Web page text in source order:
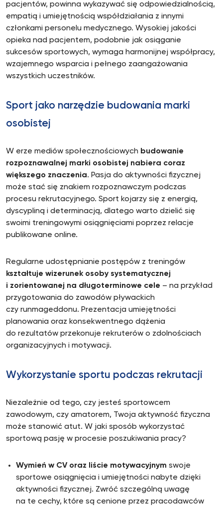
pacjentów, powinna wykazywać się odpowiedzialnością,
empatią i umiejętnością współdziałania z innymi
członkami personelu medycznego. Wysokiej jakości
opieka nad pacjentem, podobnie jak osiąganie
sukcesów sportowych, wymaga harmonijnej współpracy,
wzajemnego wsparcia i pełnego zaangażowania
wszystkich uczestników.
Sport jako narzędzie budowania marki
osobistej
W erze mediów społecznościowych budowanie
rozpoznawalnej marki osobistej nabiera coraz
większego znaczenia. Pasja do aktywności fizycznej
może stać się znakiem rozpoznawczym podczas
procesu rekrutacyjnego. Sport kojarzy się z energią,
dyscypliną i determinacją, dlatego warto dzielić się
swoimi treningowymi osiągnięciami poprzez relacje
publikowane online.
Regularne udostępnianie postępów z treningów
kształtuje wizerunek osoby systematycznej
i zorientowanej na długoterminowe cele – na przykład
przygotowania do zawodów pływackich
czy runmageddonu. Prezentacja umiejętności
planowania oraz konsekwentnego dążenia
do rezultatów przekonuje rekruterów o zdolnościach
organizacyjnych i motywacji.
Wykorzystanie sportu podczas rekrutacji
Niezależnie od tego, czy jesteś sportowcem
zawodowym, czy amatorem, Twoja aktywność fizyczna
może stanowić atut. W jaki sposób wykorzystać
sportową pasję w procesie poszukiwania pracy?
Wymień w CV oraz liście motywacyjnym swoje
sportowe osiągnięcia i umiejętności nabyte dzięki
aktywności fizycznej. Zwróć szczególną uwagę
na te cechy, które są cenione przez pracodawców